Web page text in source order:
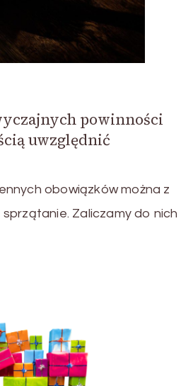
powinności
uwzględnić
obowiązków można z
Zaliczamy do nich